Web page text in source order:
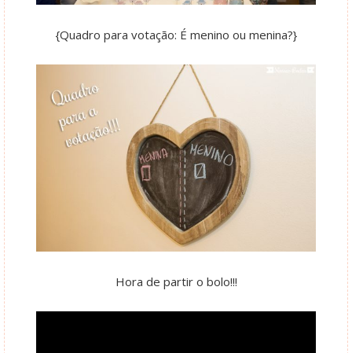
{Quadro para votação: É menino ou menina?}
Hora de partir o bolo!!!